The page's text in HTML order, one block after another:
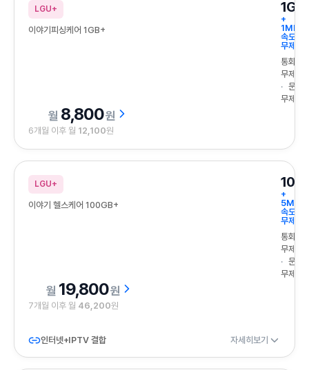
LGU+
이야기피싱케어 1GB+
1GB
+
1Mbps
속도
무제한
통화
무제한
문자
무제한
8,800원
6개월 이후 월 12,100원
LGU+
이야기 헬스케어 100GB+
+
속도
무제한
통화
무제한
문자
무제한
19,800원
7개월 이후 월 46,200원
인터넷+IPTV 결합 자세히보기